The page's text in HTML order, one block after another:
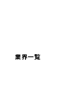
業界一覧